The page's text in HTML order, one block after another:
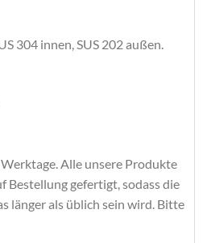
304 innen, SUS 202 außen.
Alle unsere Produkte
Bestellung gefertigt, sodass die
länger als üblich sein wird. Bitte